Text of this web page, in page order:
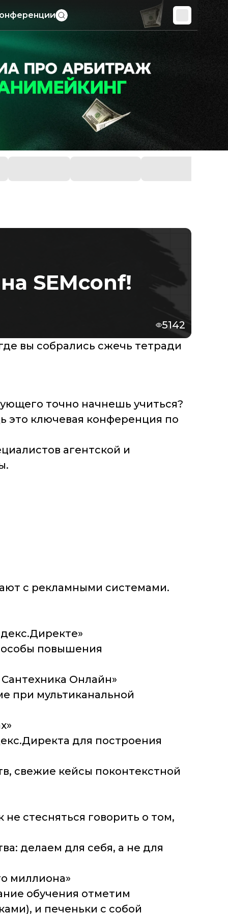
SEMconf!
5142
вы собрались сжечь тетради
точно начнешь учиться?
это ключевая конференция по
агентской и
с рекламными системами.
повышения
Онлайн»
при мультиканальной
для построения
свежие кейсы поконтекстной
стесняться говорить о том,
делаем для себя, а не для
миллиона»
обучения отметим
и печеньки с собой